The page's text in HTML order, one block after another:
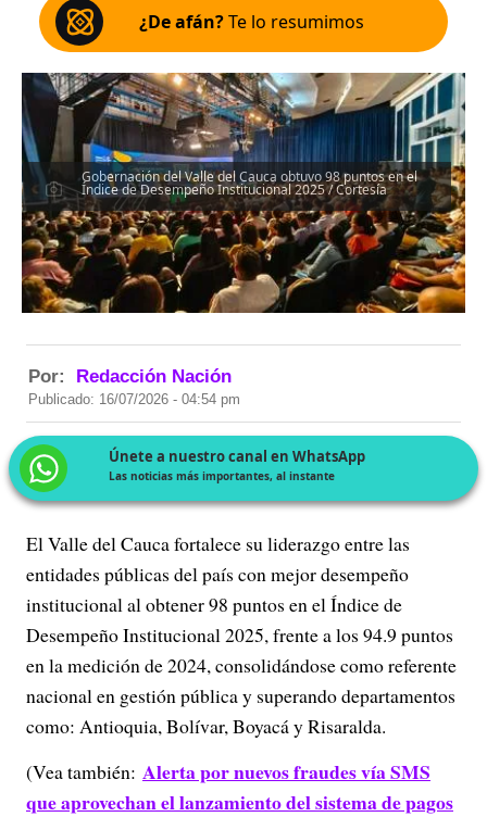
¿De afán?Te lo resumimos
Gobernación del Valle del Cauca obtuvo 98 puntos en el
Índice de Desempeño Institucional 2025 / Cortesía
Por: Redacción Nación
Publicado: 16/07/2026 - 04:54 pm
Únete a nuestro canal en WhatsApp
Las noticias más importantes, al instante
El Valle del Cauca fortalece su liderazgo entre las
entidades públicas del país con mejor desempeño
institucional al obtener 98 puntos en el Índice de
Desempeño Institucional 2025, frente a los 94.9 puntos
en la medición de 2024, consolidándose como referente
nacional en gestión pública y superando departamentos
como: Antioquia, Bolívar, Boyacá y Risaralda.
(Vea también: Alerta por nuevos fraudes vía SMS
que aprovechan el lanzamiento del sistema de pagos